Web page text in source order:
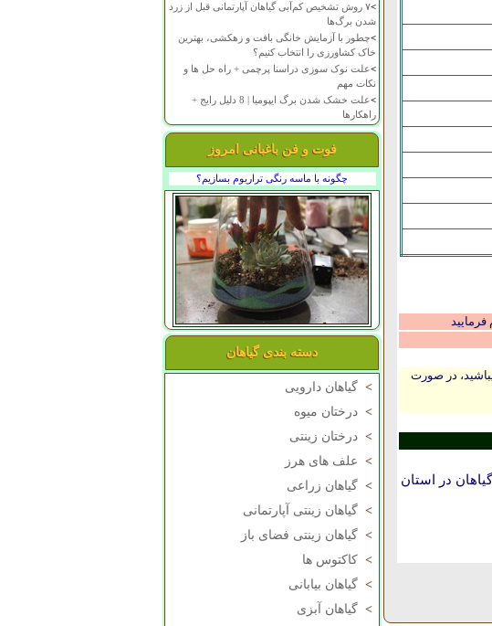
>
۷ روش تشخیص کم‌آبی گیاهان آپارتمانی قبل از زرد
شدن برگ‌ها
>چطور با آزمایش خانگی بافت و زهکشی، بهترین
خاک کشاورزی را انتخاب کنیم؟
>علت نوک سوزی دراسنا پرچمی + راه حل ها و
نکات مهم
>
علت خشک شدن برگ ایپومیا | 8 دلیل رایج +
راهکارها
فوت و فن باغبانی امروز
چگونه با ماسه رنگی تراریوم بسازیم؟
دسته بندی گیاهان
> گیاهان دارویی
> درختان میوه
> درختان زینتی
> علف های هرز
> گیاهان زراعی
> گیاهان زینتی آپارتمانی
> گیاهان زینتی فضای باز
> کاکتوس ها
> گیاهان بیابانی
> گیاهان آبزی
فرمایید
در صورت
در استان